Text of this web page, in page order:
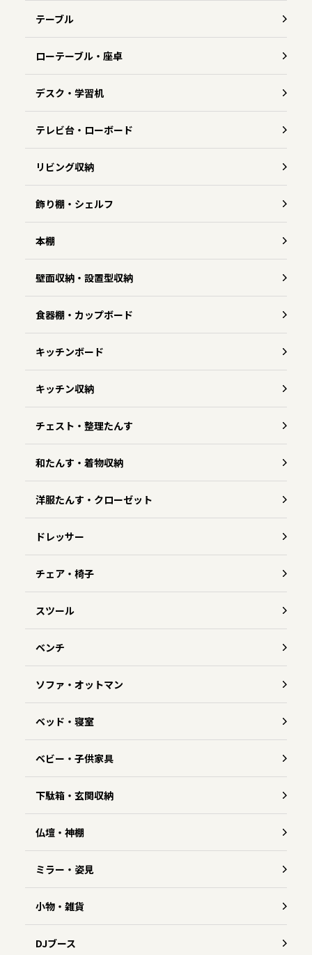
テーブル
ローテーブル・座卓
デスク・学習机
テレビ台・ローボード
リビング収納
飾り棚・シェルフ
本棚
壁面収納・設置型収納
食器棚・カップボード
キッチンボード
キッチン収納
チェスト・整理たんす
和たんす・着物収納
洋服たんす・クローゼット
ドレッサー
チェア・椅子
スツール
ベンチ
ソファ・オットマン
ベッド・寝室
ベビー・子供家具
下駄箱・玄関収納
仏壇・神棚
ミラー・姿見
小物・雑貨
DJブース